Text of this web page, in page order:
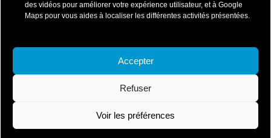
des vidéos pour améliorer votre expérience utilisateur, et à Google
Maps pour vous aides à localiser les différentes activités présentées.
Accepter
Refuser
Voir les préférences
Conditions Particulières de Vente-Coasteering